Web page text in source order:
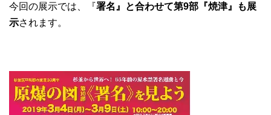
今回の展示では、『署名』と合わせて第9部『焼津』も展
示されます。